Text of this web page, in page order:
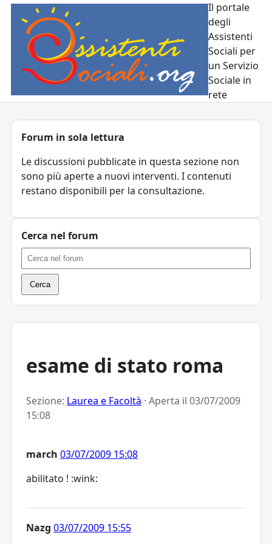
Il portale
degli
Assistenti
Sociali per
un Servizio
Sociale in
rete
esame di stato roma
Sezione: Laurea e Facoltà · Aperta il 03/07/2009
15:08
march 03/07/2009 15:08
abilitato ! :wink:
Nazg 03/07/2009 15:55
Forum in sola lettura
Le discussioni pubblicate in questa sezione non
sono più aperte a nuovi interventi. I contenuti
restano disponibili per la consultazione.
Cerca nel forum
Cerca